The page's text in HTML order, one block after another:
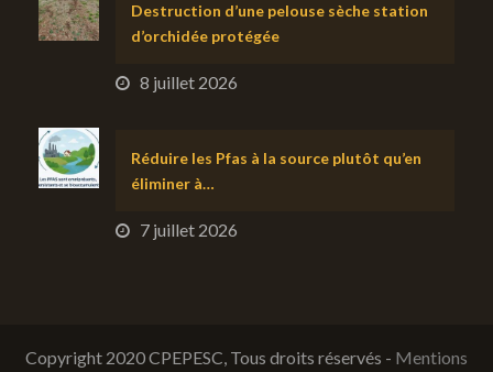
Destruction d’une pelouse sèche station
d’orchidée protégée
8 juillet 2026
Réduire les Pfas à la source plutôt qu’en
éliminer à…
7 juillet 2026
Copyright 2020 CPEPESC, Tous droits réservés - Mentions